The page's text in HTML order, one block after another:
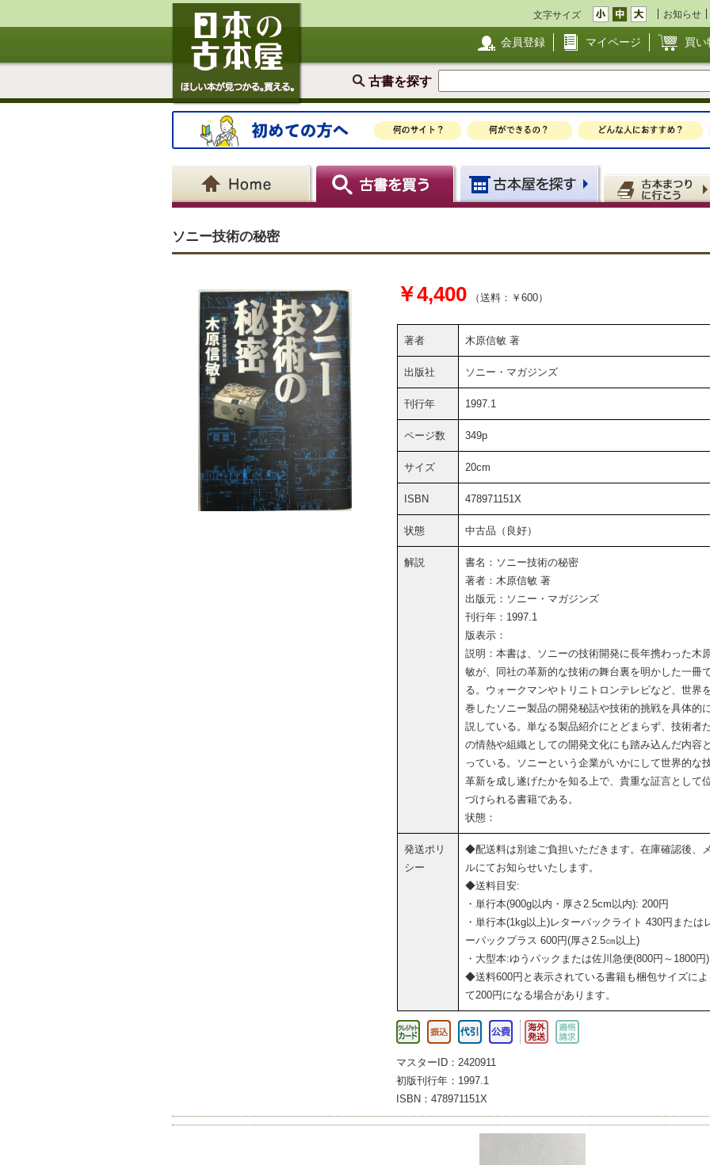
文字サイズ お知らせ
会員登録 マイページ 買い
古書を探す
ソニー技術の秘密
￥4,400 （送料：￥600）
著者 木原信敏 著
出版社 ソニー・マガジンズ
刊行年 1997.1
ページ数 349p
サイズ 20cm
ISBN 478971151X
状態 中古品（良好）
解説
書名：ソニー技術の秘密
著者：木原信敏 著
出版元：ソニー・マガジンズ
刊行年：1997.1
版表示：
説明：本書は、ソニーの技術開発に長年携わった木
敏が、同社の革新的な技術の舞台裏を明かした一冊
る。ウォークマンやトリニトロンテレビなど、世界
巻したソニー製品の開発秘話や技術的挑戦を具体的
説している。単なる製品紹介にとどまらず、技術者
の情熱や組織としての開発文化にも踏み込んだ内容
っている。ソニーという企業がいかにして世界的な
革新を成し遂げたかを知る上で、貴重な証言として
づけられる書籍である。
状態：
発送ポリ
シー
◆配送料は別途ご負担いただきます。在庫確認後、
ルにてお知らせいたします。
◆送料目安:
・単行本(900g以内・厚さ2.5cm以内): 200円
・単行本(1kg以上)レターパックライト 430円または
ーパックプラス 600円(厚さ2.5㎝以上)
・大型本:ゆうパックまたは佐川急便(800円～1800円)
◆送料600円と表示されている書籍も梱包サイズによ
て200円になる場合があります。
マスターID：2420911
初版刊行年：1997.1
ISBN：478971151X